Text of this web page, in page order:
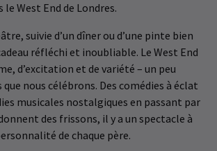
le West End de Londres.
suivie d’un dîner ou d’une pinte bien
réfléchi et inoubliable. Le West End
d’excitation et de variété – un peu
nous célébrons. Des comédies à éclat
musicales nostalgiques en passant par
des frissons, il y a un spectacle à
de chaque père.